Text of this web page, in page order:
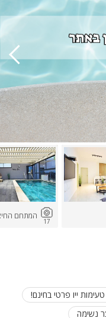
17
המתחם
ייו פרטי בחינם!
נשימה